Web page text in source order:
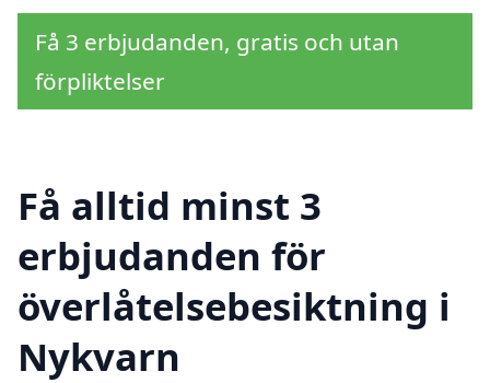
Få 3 erbjudanden, gratis och utan
förpliktelser
Få alltid minst 3
erbjudanden för
överlåtelsebesiktning i
Nykvarn